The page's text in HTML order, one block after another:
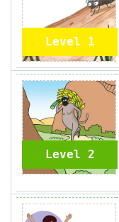
Level 1
Level 2